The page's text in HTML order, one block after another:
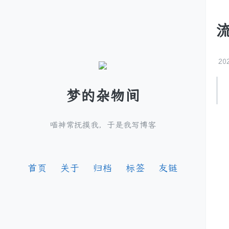
梦的杂物间
喵神常抚摸我，于是我写博客
首页 关于 归档 标签 友链
“
“
“